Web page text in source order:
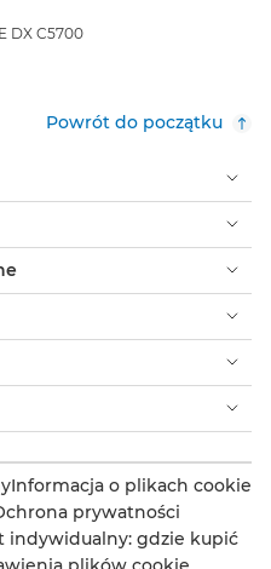
DX C5700
Powrót do początku
Informacja o plikach cookie
prywatności
indywidualny: gdzie kupić